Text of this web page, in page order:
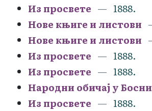
Из просвете
1888.
Нове књиге и листови
Нове књиге и листови
Из просвете
1888.
Из просвете
1888.
Народни обичај у Босни
Из просвете
1888.